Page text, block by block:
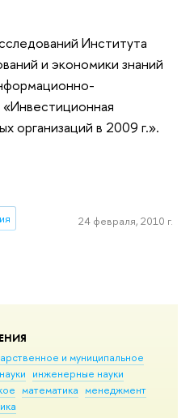
и муниципальное
инженерные науки
математика менеджмент
Института
и экономики знаний
«Инвестиционная
организаций в 2009 г.».
24 февраля, 2010 г.